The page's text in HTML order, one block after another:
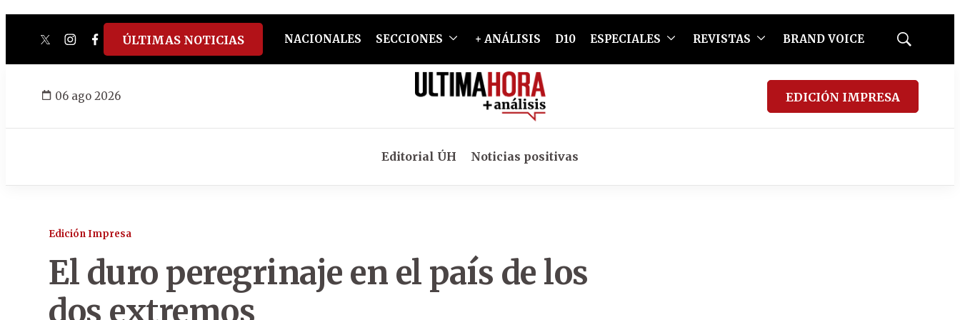
twitterinstagram
facebook
tiktokyoutube
spotify
ÚLTIMAS NOTICIAS NACIONALES SECCIONES + ANÁLISIS D10 ESPECIALES REVISTAS BRAND VOICE
Mostrar
06 ago 2026 EDICIÓN IMPRESA
Editorial ÚH Noticias positivas
Edición Impresa
El duro peregrinaje en el país de los
dos extremos